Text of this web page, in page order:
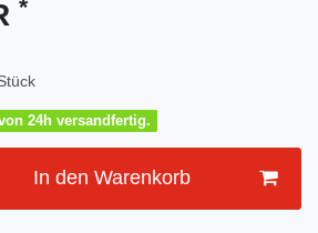
*
24h versandfertig.
In den Warenkorb